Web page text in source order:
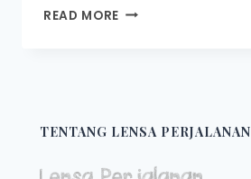
READ MORE INI
SURABAYA!
TENTANG LENSA PERJALANAN